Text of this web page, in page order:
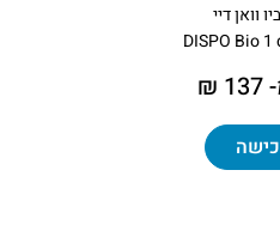
וואן דיי
DISPO Bio